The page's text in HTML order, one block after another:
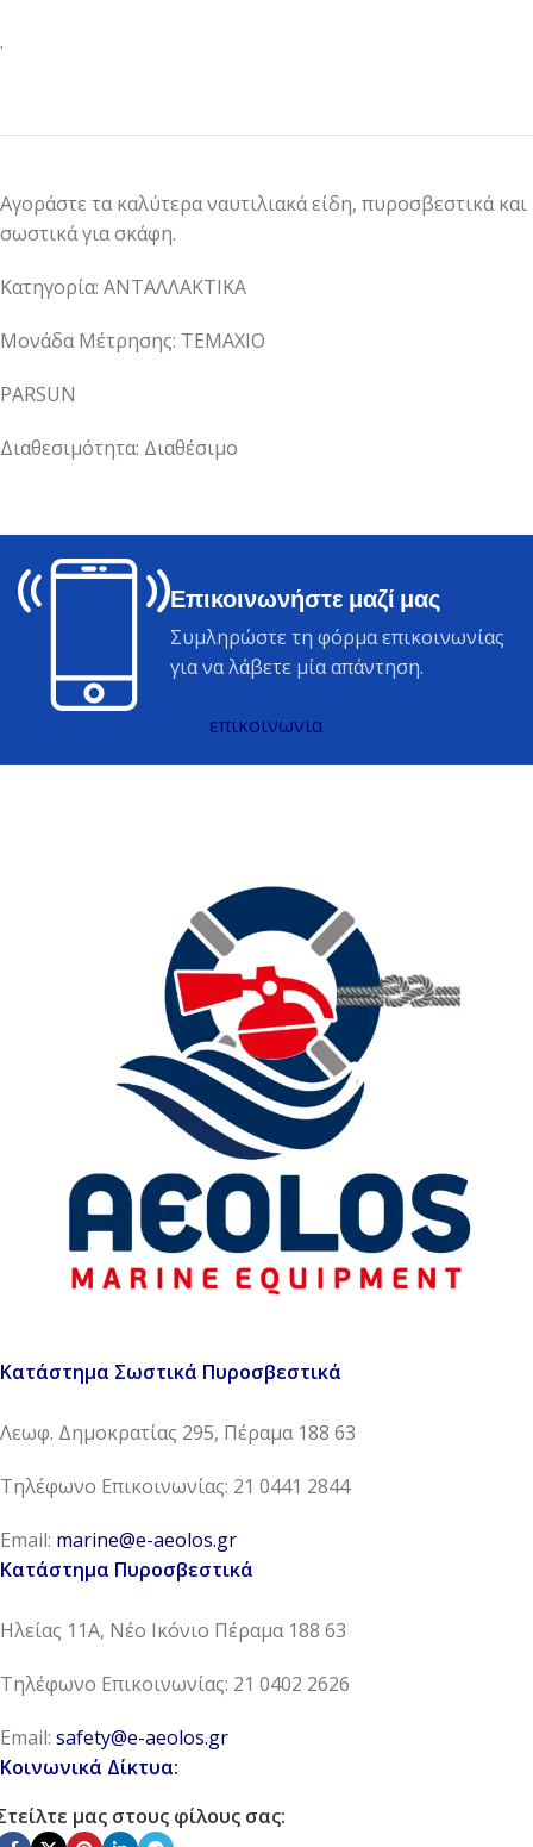
.
Αγοράστε τα καλύτερα ναυτιλιακά είδη, πυροσβεστικά και
σωστικά για σκάφη.
Κατηγορία: ΑΝΤΑΛΛΑΚΤΙΚΑ
Μονάδα Μέτρησης: ΤΕΜΑΧΙΟ
PARSUN
Διαθεσιμότητα: Διαθέσιμο
Επικοινωνήστε μαζί μας
Συμληρώστε τη φόρμα επικοινωνίας
για να λάβετε μία απάντηση.
επικοινωνια
Κατάστημα Σωστικά Πυροσβεστικά
Λεωφ. Δημοκρατίας 295, Πέραμα 188 63
Τηλέφωνο Επικοινωνίας: 21 0441 2844
Email: marine@e-aeolos.gr
Κατάστημα Πυροσβεστικά
Ηλείας 11Α, Νέο Ικόνιο Πέραμα 188 63
Τηλέφωνο Επικοινωνίας: 21 0402 2626
Email: safety@e-aeolos.gr
Κοινωνικά Δίκτυα:
μας στους φίλους σας: